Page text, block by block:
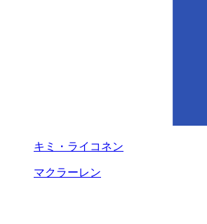
キミ・ライコネン
マクラーレン